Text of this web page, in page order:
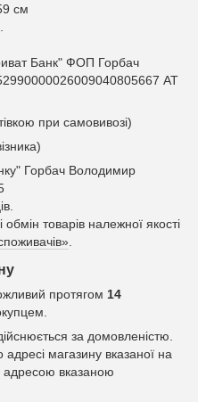
см
Банк" ФОП Горбач
АТ
при самовивозі)
Горбач Володимир
товарів належної якості
.
протягом 14
за домовленістю.
магазину вказаної на
адресою вказаною